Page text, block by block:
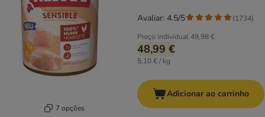
7 opções
Preço individual49,98 €
48,99 €
5,10 € / kg
Avaliar: 4.5/5 (1734)
Adicionar ao carrinho